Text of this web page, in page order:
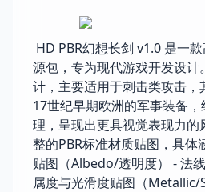
HD PBR幻想长剑 v1.0 是一
源包，专为现代游戏开发设计
计，主要适用于刺击类攻击，
17世纪早期欧洲的军事装备
理，呈现出更具视觉表现力的
整的PBR标准材质贴图，具体
贴图（Albedo/透明度） - 法
属度与光滑度贴图（